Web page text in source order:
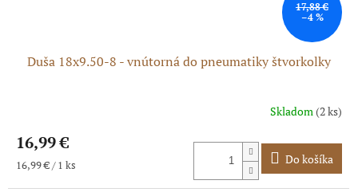
17,88 €
–4 %
Duša 18x9.50-8 - vnútorná do pneumatiky štvorkolky
produktu
je
5,0
z
Skladom(2 ks)
16,99 €
Jednotková
16,99 € / 1 ks Do košíka